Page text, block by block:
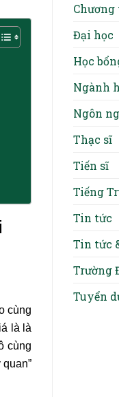
cùng
là là
cùng
Đại học
Học
Ngành
Ngôn
Thạc sĩ
Tiến sĩ
Tiếng
Tin tức
Tin tức
Trường
Tuyển